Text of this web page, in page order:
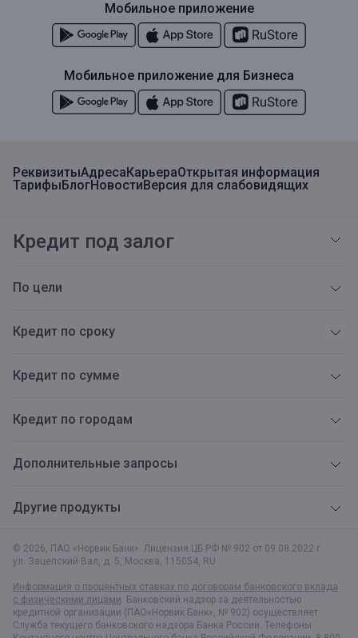
© 2026, ПАО «Норвик Банк». Лицензия ЦБ РФ № 902 от 09.08.2022 г.
ул. Зацепский Вал, д. 5, Москва, 115054, RU
Информация о процентных ставках по договорам банковского вклада
с физическими лицами. Банковский надзор за деятельностью
кредитной организации (ПАО«Норвик Банк», № 902) осуществляет
Служба текущего банковского надзора Банка России. Телефоны
РеквизитыАдресаКарьераОткрытая информация
ТарифыБлогНовостиВерсия для слабовидящих
Кредит под залог
По цели
Кредит по сроку
Кредит по сумме
Кредит по городам
Дополнительные запросы
Другие продукты
Мобильное приложение
Мобильное приложение для Бизнеса